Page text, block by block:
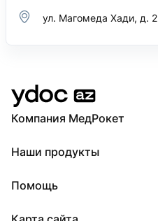
ул. Магомеда Хади, д. 2
Компания МедРокет
О YDoc
Наши продукты
ПроТаблетки
МедТочка
Помощь